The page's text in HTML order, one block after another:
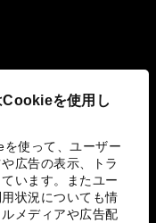
Cookieを使用し
使って、ユーザー
広告の表示、トラ
います。またユー
状況についても情
メディアや広告配